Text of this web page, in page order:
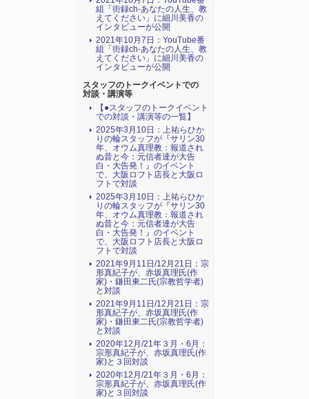
組「街録ch-あなたの人生、教
えてください」に細川美香の
インタビューが公開
2021年10月7日：YouTube番
組「街録ch-あなたの人生、教
えてください」に細川美香の
インタビューが公開
スタッフのトークイベントでの
対談・講演等
【●スタッフのトークイベント
での対談・講演等の一覧】
2025年3月10日：上祐らひか
りの輪スタッフが『サリン30
年、オウム真理教：報道され
ぬ昔と今：元信者達が大告
白・大告発！』のイベント
で、大阪ロフト店長と大阪ロ
フトで対談
2025年3月10日：上祐らひか
りの輪スタッフが『サリン30
年、オウム真理教：報道され
ぬ昔と今：元信者達が大告
白・大告発！』のイベント
で、大阪ロフト店長と大阪ロ
フトで対談
2021年9月11日/12月21日：宗
形真紀子が、赤坂真理氏(作
家)・鎌田東二氏(宗教哲学者)
と対談
2021年9月11日/12月21日：宗
形真紀子が、赤坂真理氏(作
家)・鎌田東二氏(宗教哲学者)
と対談
2020年12月/21年３月・6月：
宗形真紀子が、赤坂真理氏(作
家)と３回対談
2020年12月/21年３月・6月：
宗形真紀子が、赤坂真理氏(作
家)と３回対談